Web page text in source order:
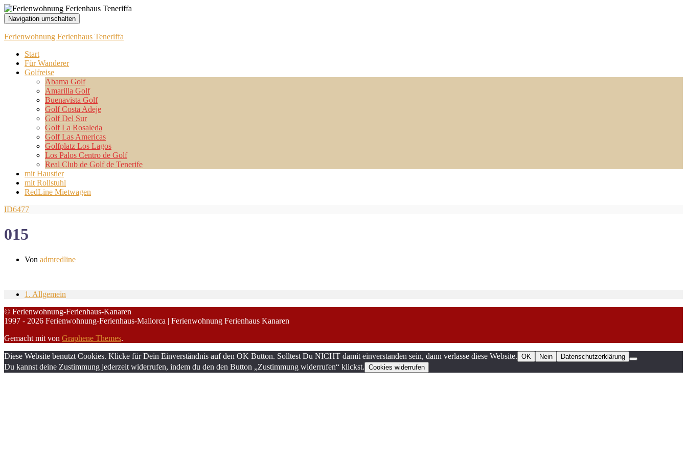
Navigation umschalten
Ferienwohnung Ferienhaus Teneriffa
Start
Für Wanderer
Golfreise
Abama Golf
Amarilla Golf
Buenavista Golf
Golf Costa Adeje
Golf Del Sur
Golf La Rosaleda
Golf Las Americas
Golfplatz Los Lagos
Los Palos Centro de Golf
Real Club de Golf de Tenerife
mit Haustier
mit Rollstuhl
RedLine Mietwagen
ID6477
015
Von admredline
1. Allgemein
© Ferienwohnung-Ferienhaus-Kanaren
1997 - 2026 Ferienwohnung-Ferienhaus-Mallorca | Ferienwohnung Ferienhaus Kanaren
Gemacht mit von Graphene Themes.
Diese Website benutzt Cookies. Klicke für Dein Einverständnis auf den OK Button. Solltest Du NICHT damit einverstanden sein, dann verlasse diese Website. OK Nein Datenschutzerklärung
Du kannst deine Zustimmung jederzeit widerrufen, indem du den den Button „Zustimmung widerrufen“ klickst. Cookies widerrufen